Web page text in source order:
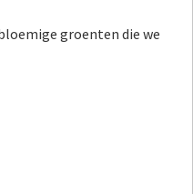
groenten die we